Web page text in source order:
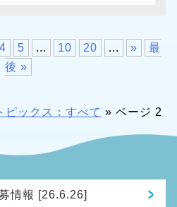
4 5 ... 10 20 ... »
最
後 »
ピックス：すべて » ページ 2
情報 [26.6.26]